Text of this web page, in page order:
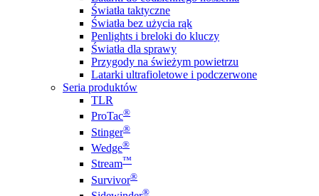
Światła taktyczne
Światła bez użycia rąk
Penlights i breloki do kluczy
Światła dla sprawy
Przygody na świeżym powietrzu
Latarki ultrafioletowe i podczerwone
Seria produktów
TLR
ProTac®
Stinger®
Wedge®
Stream™
Survivor®
®